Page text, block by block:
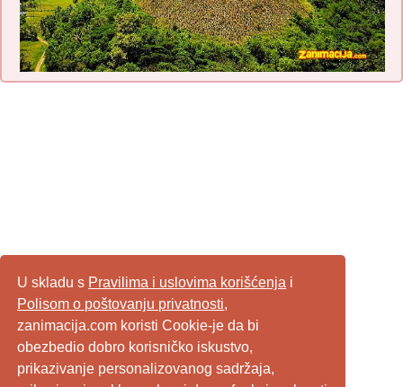
U skladu s Pravilima i uslovima korišćenja i
Polisom o poštovanju privatnosti,
zanimacija.com koristi Cookie-je da bi
obezbedio dobro korisničko iskustvo,
prikazivanje personalizovanog sadržaja,